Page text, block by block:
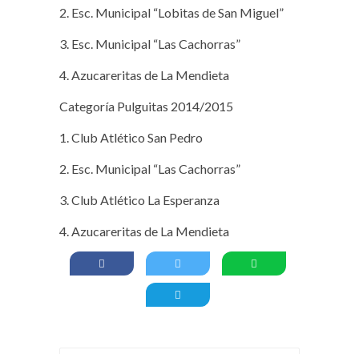
2. Esc. Municipal “Lobitas de San Miguel”
3. Esc. Municipal “Las Cachorras”
4. Azucareritas de La Mendieta
Categoría Pulguitas 2014/2015
1. Club Atlético San Pedro
2. Esc. Municipal “Las Cachorras”
3. Club Atlético La Esperanza
4. Azucareritas de La Mendieta